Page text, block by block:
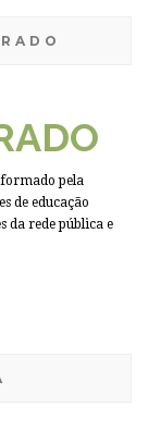
pela
de educação
da rede pública e